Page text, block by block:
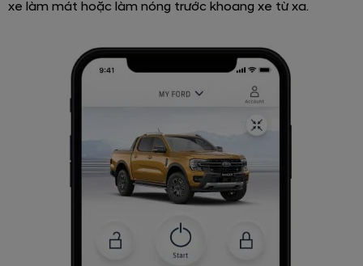
xe làm mát hoặc làm nóng trước khoang xe từ xa.